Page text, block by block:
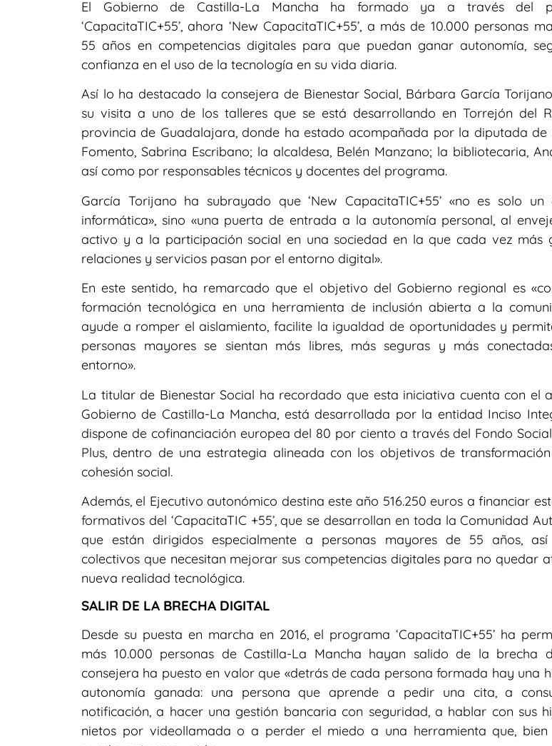
El Gobierno de Castilla-La Mancha ha formado ya a través del
‘CapacitaTIC+55’, ahora ‘New CapacitaTIC+55’, a más de 10.000 personas
55 años en competencias digitales para que puedan ganar autonomía,
confianza en el uso de la tecnología en su vida diaria.
Así lo ha destacado la consejera de Bienestar Social, Bárbara García
su visita a uno de los talleres que se está desarrollando en Torrejón del
provincia de Guadalajara, donde ha estado acompañada por la diputada de
Fomento, Sabrina Escribano; la alcaldesa, Belén Manzano; la bibliotecaria,
así como por responsables técnicos y docentes del programa.
García Torijano ha subrayado que ‘New CapacitaTIC+55’ «no es solo un
informática», sino «una puerta de entrada a la autonomía personal, al
activo y a la participación social en una sociedad en la que cada vez más
relaciones y servicios pasan por el entorno digital».
En este sentido, ha remarcado que el objetivo del Gobierno regional es
formación tecnológica en una herramienta de inclusión abierta a la
ayude a romper el aislamiento, facilite la igualdad de oportunidades y
personas mayores se sientan más libres, más seguras y más
entorno».
La titular de Bienestar Social ha recordado que esta iniciativa cuenta con el
Gobierno de Castilla-La Mancha, está desarrollada por la entidad Inciso
dispone de cofinanciación europea del 80 por ciento a través del Fondo
Plus, dentro de una estrategia alineada con los objetivos de
cohesión social.
Además, el Ejecutivo autonómico destina este año 516.250 euros a financiar
formativos del ‘CapacitaTIC +55’, que se desarrollan en toda la Comunidad
que están dirigidos especialmente a personas mayores de 55 años,
colectivos que necesitan mejorar sus competencias digitales para no quedar
nueva realidad tecnológica.
SALIR DE LA BRECHA DIGITAL
Desde su puesta en marcha en 2016, el programa ‘CapacitaTIC+55’ ha
más 10.000 personas de Castilla-La Mancha hayan salido de la brecha
consejera ha puesto en valor que «detrás de cada persona formada hay una
autonomía ganada: una persona que aprende a pedir una cita, a
notificación, a hacer una gestión bancaria con seguridad, a hablar con sus
nietos por videollamada o a perder el miedo a una herramienta que, bien